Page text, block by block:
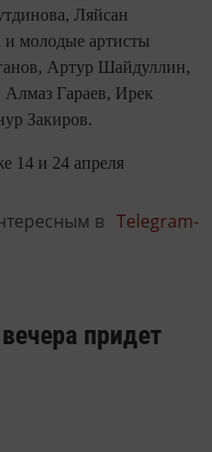
Ляйсан
и молодые артисты
Артур Шайдуллин,
Гараев, Ирек
Закиров.
14 и 24 апреля
в Telegram-
придет